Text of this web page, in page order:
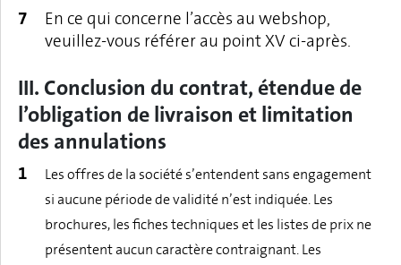
En ce qui concerne l’accès au webshop,
veuillez-vous référer au point XV ci-après.
III. Conclusion du contrat, étendue de
l’obligation de livraison et limitation
des annulations
Les offres de la société s’entendent sans engagement
si aucune période de validité n’est indiquée. Les
brochures, les fiches techniques et les listes de prix ne
présentent aucun caractère contraignant. Les